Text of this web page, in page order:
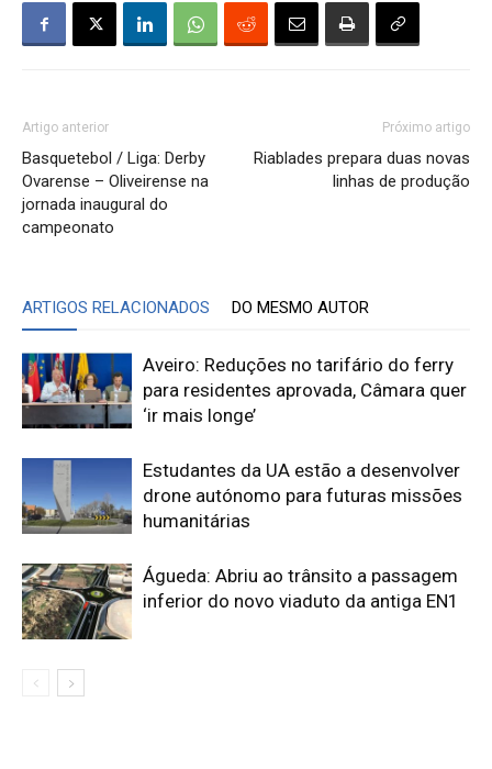
Artigo anterior
Basquetebol / Liga: Derby
Ovarense – Oliveirense na
jornada inaugural do
campeonato
Próximo artigo
Riablades prepara duas novas
linhas de produção
ARTIGOS RELACIONADOS DO MESMO AUTOR
Aveiro: Reduções no tarifário do ferry
para residentes aprovada, Câmara quer
‘ir mais longe’
Estudantes da UA estão a desenvolver
drone autónomo para futuras missões
humanitárias
Águeda: Abriu ao trânsito a passagem
inferior do novo viaduto da antiga EN1